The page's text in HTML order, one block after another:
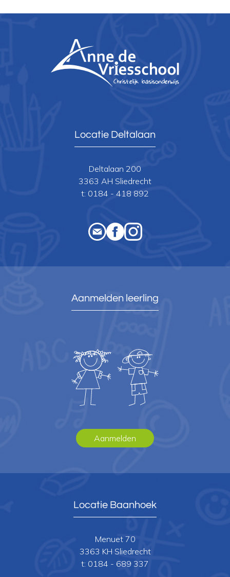
Locatie Deltalaan
Deltalaan 200
3363 AH Sliedrecht
t: 0184 - 418 892
Aanmelden leerling
Aanmelden
Locatie Baanhoek
Menuet 70
3363 KH Sliedrecht
t: 0184 - 689 337